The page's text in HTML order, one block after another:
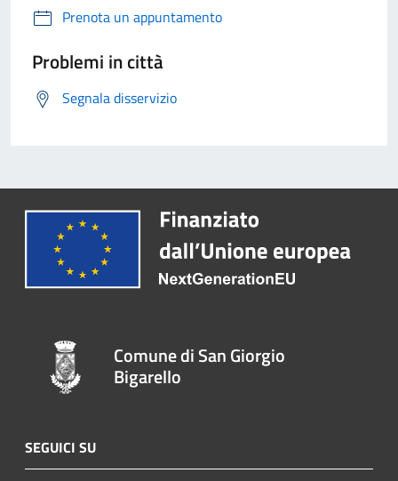
Prenota un appuntamento
Problemi in città
Segnala disservizio
Comune di San Giorgio
Bigarello
SEGUICI SU